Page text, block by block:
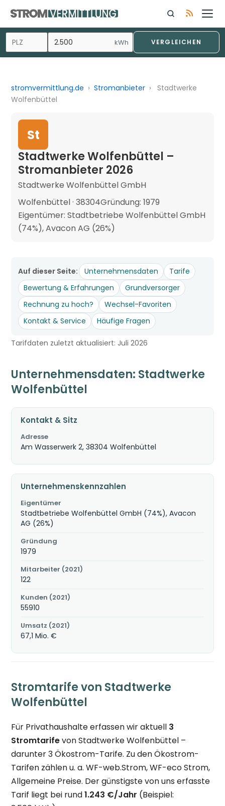
kWh VERGLEICHEN
stromvermittlung.de › Stromanbieter ›
Stadtwerke
Wolfenbüttel
St
Stadtwerke Wolfenbüttel –
Stromanbieter 2026
Stadtwerke Wolfenbüttel GmbH
Wolfenbüttel · 38304Gründung: 1979
Eigentümer: Stadtbetriebe Wolfenbüttel GmbH
(74%), Avacon AG (26%)
Auf dieser Seite: Unternehmensdaten
Tarife
Bewertung & Erfahrungen
Grundversorger
Rechnung zu hoch?
Wechsel-Favoriten
Kontakt & Service
Häufige Fragen
Tarifdaten zuletzt aktualisiert: Juli 2026
Unternehmensdaten: Stadtwerke
Wolfenbüttel
Kontakt & Sitz
Adresse
Am Wasserwerk 2, 38304 Wolfenbüttel
Unternehmenskennzahlen
Eigentümer
Stadtbetriebe Wolfenbüttel GmbH (74%), Avacon
AG (26%)
Gründung
1979
Mitarbeiter (2021)
122
Kunden (2021)
55910
Umsatz (2021)
67,1 Mio. €
Stromtarife von Stadtwerke
Wolfenbüttel
Für Privathaushalte erfassen wir aktuell 3
Stromtarifevon Stadtwerke Wolfenbüttel –
darunter 3 Ökostrom-Tarife. Zu den Ökostrom-
Tarifen zählen u. a. WF-web.Strom, WF-eco Strom,
Allgemeine Preise. Der günstigste von uns erfasste
Tarif liegt bei rund1.243 €/Jahr (Beispiel: